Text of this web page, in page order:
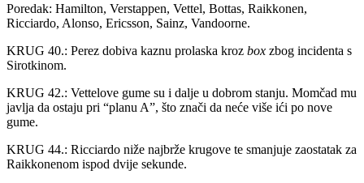
Poredak: Hamilton, Verstappen, Vettel, Bottas, Raikkonen,
Ricciardo, Alonso, Ericsson, Sainz, Vandoorne.
KRUG 40.: Perez dobiva kaznu prolaska kroz box zbog incidenta s
Sirotkinom.
KRUG 42.: Vettelove gume su i dalje u dobrom stanju. Momčad mu
javlja da ostaju pri “planu A”, što znači da neće više ići po nove
gume.
KRUG 44.: Ricciardo niže najbrže krugove te smanjuje zaostatak za
Raikkonenom ispod dvije sekunde.